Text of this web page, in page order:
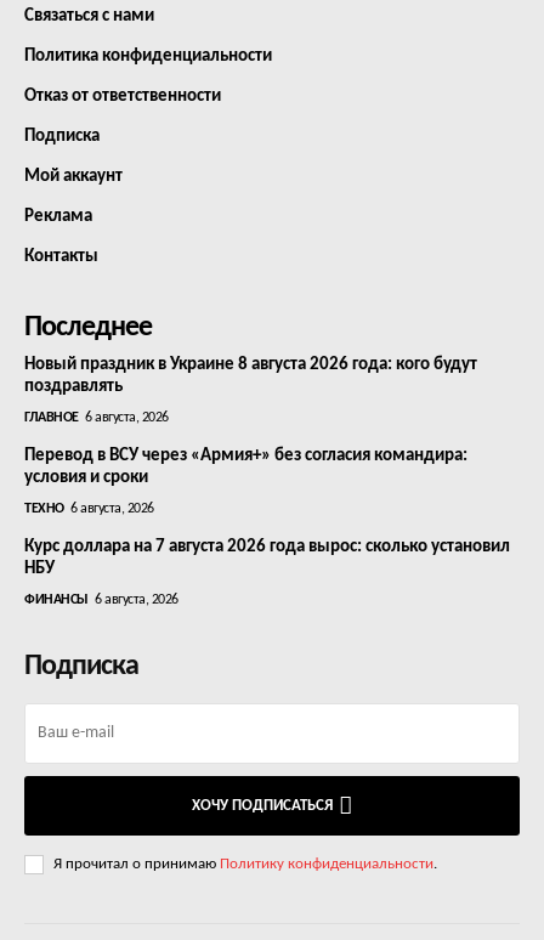
Связаться с нами
Политика конфиденциальности
Отказ от ответственности
Подписка
Мой аккаунт
Реклама
Контакты
Последнее
Новый праздник в Украине 8 августа 2026 года: кого будут
поздравлять
ГЛАВНОЕ 6 августа, 2026
Перевод в ВСУ через «Армия+» без согласия командира:
условия и сроки
ТЕХНО 6 августа, 2026
Курс доллара на 7 августа 2026 года вырос: сколько установил
НБУ
ФИНАНСЫ 6 августа, 2026
Подписка
ХОЧУ ПОДПИСАТЬСЯ
Я прочитал о принимаю Политику конфиденциальности.